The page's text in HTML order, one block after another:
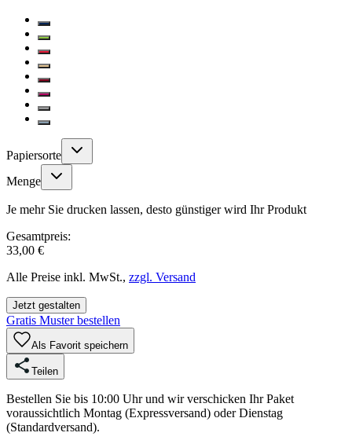
Papiersorte
Menge
Je mehr Sie drucken lassen, desto günstiger wird Ihr Produkt
Gesamtpreis:
33,00 €
Alle Preise inkl. MwSt., zzgl. Versand
Jetzt gestalten
Gratis Muster bestellen
Als Favorit speichern
Teilen
Bestellen Sie bis 10:00 Uhr und wir verschicken Ihr Paket
voraussichtlich Montag (Expressversand) oder Dienstag
(Standardversand).